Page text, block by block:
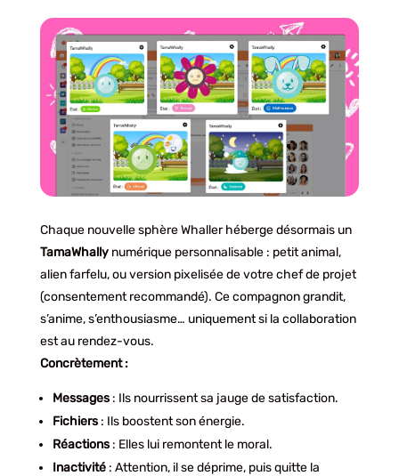
Chaque nouvelle sphère Whaller héberge désormais un
TamaWhallynumérique personnalisable : petit animal,
alien farfelu, ou version pixelisée de votre chef de projet
(consentement recommandé). Ce compagnon grandit,
s’anime, s’enthousiasme… uniquement si la collaboration
est au rendez-vous.
Concrètement :
Messages: Ils nourrissent sa jauge de satisfaction.
Fichiers: Ils boostent son énergie.
Réactions: Elles lui remontent le moral.
Inactivité: Attention, il se déprime, puis quitte la